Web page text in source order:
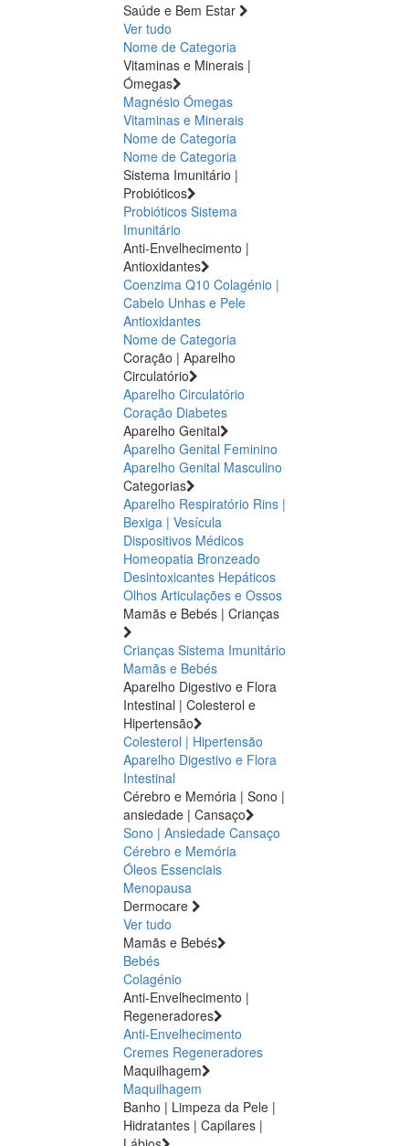
Saúde e Bem Estar
Ver tudo
Nome de Categoria
Vitaminas e Minerais |
Ómegas
Magnésio Ómegas
Vitaminas e Minerais
Nome de Categoria
Nome de Categoria
Sistema Imunitário |
Probióticos
Probióticos Sistema
Imunitário
Anti-Envelhecimento |
Antioxidantes
Coenzima Q10 Colagénio |
Cabelo Unhas e Pele
Antioxidantes
Nome de Categoria
Coração | Aparelho
Circulatório
Aparelho Circulatório
Coração Diabetes
Aparelho Genital
Aparelho Genital Feminino
Aparelho Genital Masculino
Categorias
Aparelho Respiratório Rins |
Bexiga | Vesícula
Dispositivos Médicos
Homeopatia Bronzeado
Desintoxicantes Hepáticos
Olhos Articulações e Ossos
Mamãs e Bebés | Crianças
Crianças Sistema Imunitário
Mamãs e Bebés
Aparelho Digestivo e Flora
Intestinal | Colesterol e
Hipertensão
Colesterol | Hipertensão
Aparelho Digestivo e Flora
Intestinal
Cérebro e Memória | Sono |
ansiedade | Cansaço
Sono | Ansiedade Cansaço
Cérebro e Memória
Óleos Essenciais
Menopausa
Dermocare
Ver tudo
Mamãs e Bebés
Bebés
Colagénio
Anti-Envelhecimento |
Regeneradores
Anti-Envelhecimento
Cremes Regeneradores
Maquilhagem
Maquilhagem
Banho | Limpeza da Pele |
Hidratantes | Capilares |